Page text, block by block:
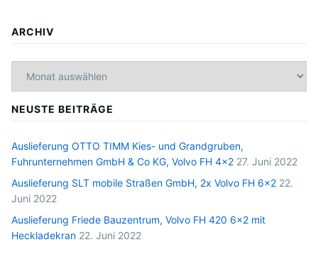
ARCHIV
NEUSTE BEITRÄGE
Auslieferung OTTO TIMM Kies- und Grandgruben,
Fuhrunternehmen GmbH & Co KG, Volvo FH 4×2 27. Juni 2022
Auslieferung SLT mobile Straßen GmbH, 2x Volvo FH 6×2 22.
Juni 2022
Auslieferung Friede Bauzentrum, Volvo FH 420 6×2 mit
Heckladekran 22. Juni 2022